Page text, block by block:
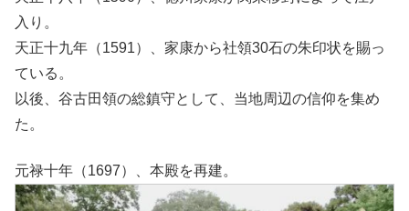
入り。
天正十九年（1591）、家康から社領30石の朱印状を賜っ
ている。
以後、谷古田領の総鎮守として、当地周辺の信仰を集め
た。
元禄十年（1697）、本殿を再建。